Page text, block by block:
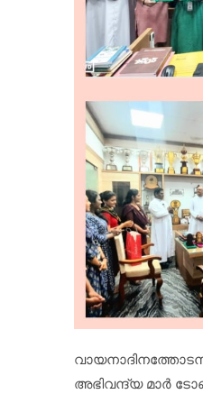
അഭിവന്ദ്യ മാർ